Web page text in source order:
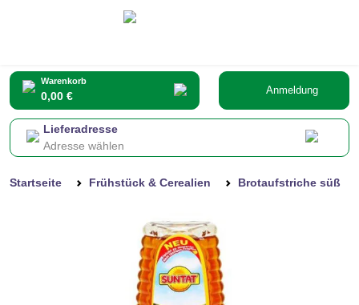
Warenkorb
0,00 € Anmeldung
Lieferadresse
Adresse wählen
Startseite Frühstück & Cerealien Brotaufstriche süß